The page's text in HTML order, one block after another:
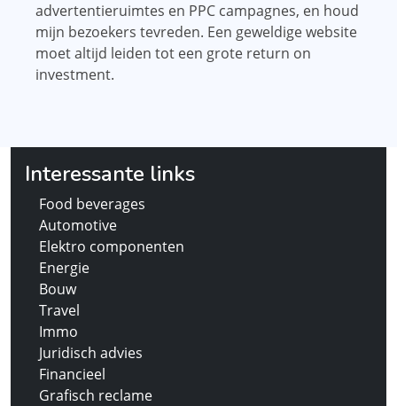
advertentieruimtes en PPC campagnes, en houd
mijn bezoekers tevreden. Een geweldige website
moet altijd leiden tot een grote return on
investment.
Interessante links
Food beverages
Automotive
Elektro componenten
Energie
Bouw
Travel
Immo
Juridisch advies
Financieel
Grafisch reclame